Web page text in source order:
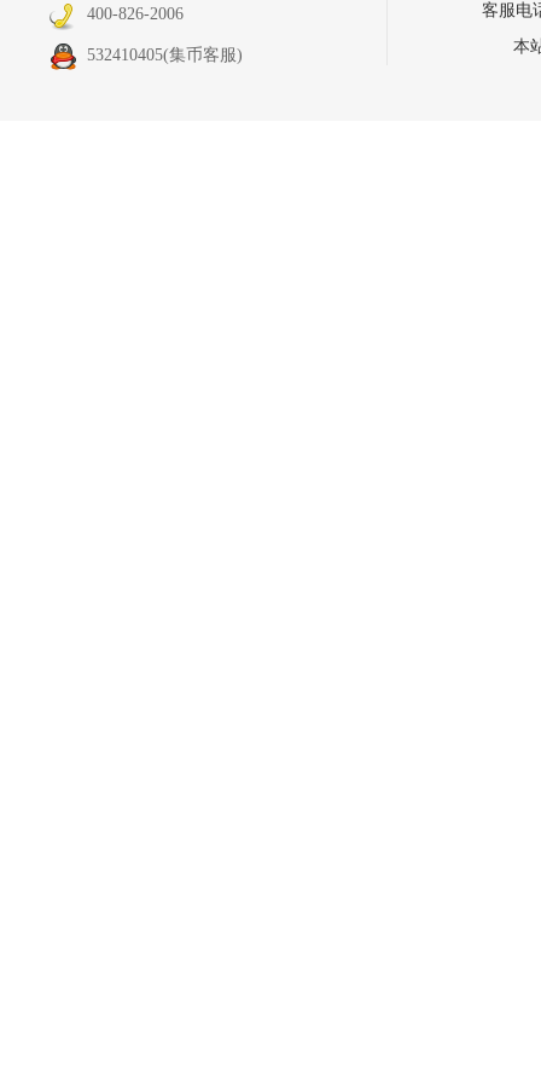
400-826-2006
532410405(集币客服)
客服电
本